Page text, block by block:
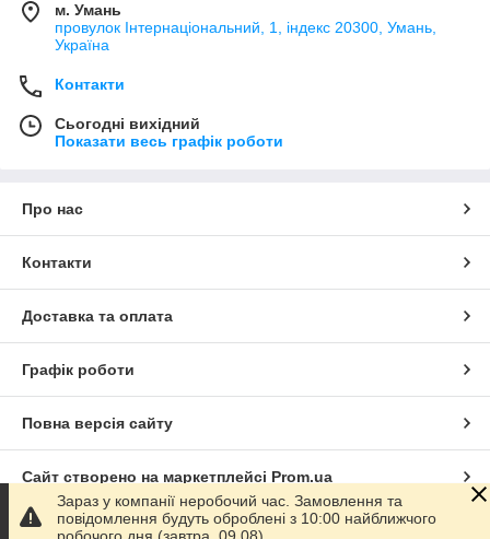
м. Умань
провулок Інтернаціональний, 1, індекс 20300, Умань,
Україна
Контакти
Сьогодні вихідний
Показати весь графік роботи
Про нас
Контакти
Доставка та оплата
Графік роботи
Повна версія сайту
Сайт створено на маркетплейсі Prom.ua
Політика конфіденційності
Зараз у компанії неробочий час. Замовлення та
повідомлення будуть оброблені з 10:00 найближчого